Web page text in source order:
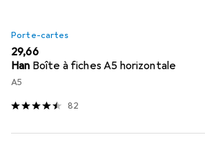
Porte-cartes
EUR
29,66
Han Boîte à fiches A5 horizontale
A5
82